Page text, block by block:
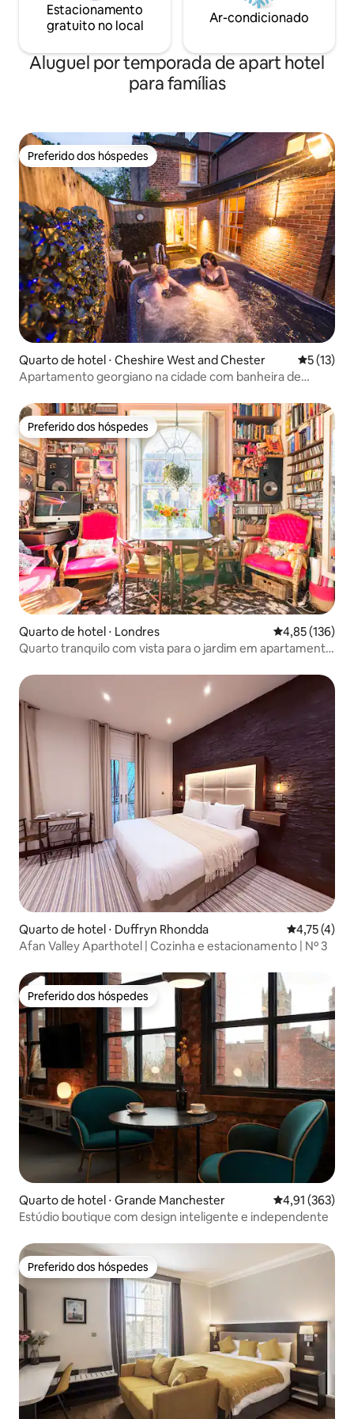
Estacionamento
gratuito no local
Ar-condicionado
Aluguel por temporada de apart hotel
para famílias
Preferido dos hóspedes
Preferido dos hóspedes
Quarto de hotel ⋅ Cheshire West and Chester 5 de uma
5 (13)
Apartamento georgiano na cidade com banheira de
Preferido dos hóspedes
Preferido dos hóspedes
Quarto de hotel ⋅ Londres 4,85 de uma
4,85 (136)
Quarto tranquilo com vista para o jardim em apartamento
Quarto de hotel ⋅ Duffryn Rhondda 4,75 de
4,75 (4)
Afan Valley Aparthotel | Cozinha e estacionamento | Nº 3
Preferido dos hóspedes
Preferido dos hóspedes
Quarto de hotel ⋅ Grande Manchester 4,91 de uma
4,91 (363)
Estúdio boutique com design inteligente e independente
Preferido dos hóspedes
Preferido dos hóspedes